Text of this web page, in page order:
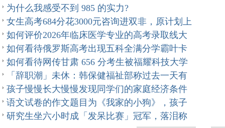
为什么我感受不到 985 的实力?
女生高考684分花3000元咨询进双非，原计划上
如何评价2026年临床医学专业的高考录取线大
如何看待俄罗斯高考出现五科全满分学霸叶卡
如何看待网传甘肃 656 分考生被福耀科技大学
「辞职潮」未休：韩保健福祉部称过去一天有
孩子慢慢长大慢慢发现同学们的家庭经济条件
语文试卷的作文题目为《我家的小狗》，孩子
研究生坐六小时成「发呆比赛」冠军，落泪称